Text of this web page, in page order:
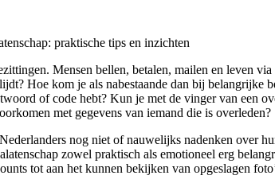
praktische tips en inzichten
Mensen bellen, betalen, mailen en leven
Hoe kom je als nabestaande dan bij belangrijke
of code hebt? Kun je met de vinger van een
met gegevens van iemand die is overleden?
nog niet of nauwelijks nadenken over
zowel praktisch als emotioneel erg
tot aan het kunnen bekijken van opgeslagen